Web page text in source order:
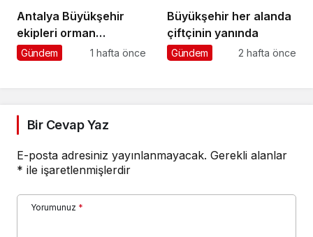
Antalya Büyükşehir
ekipleri orman
yangınlarını söndürme
Gündem 1 hafta önce
Büyükşehir her alanda
çiftçinin yanında
Gündem 2 hafta önce
Bir Cevap Yaz
E-posta adresiniz yayınlanmayacak. Gerekli alanlar
* ile işaretlenmişlerdir
Yorumunuz *